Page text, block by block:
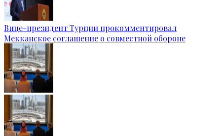
Вице-президент Турции прокомментировал
Мекканское соглашение о совместной обороне